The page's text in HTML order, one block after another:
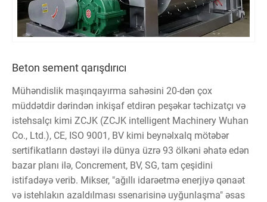
Beton sement qarışdırıcı
Mühəndislik maşınqayırma sahəsini 20-dən çox
müddətdir dərindən inkişaf etdirən peşəkar təchizatçı və
istehsalçı kimi ZCJK (ZCJK intelligent Machinery Wuhan
Co., Ltd.), CE, ISO 9001, BV kimi beynəlxalq mötəbər
sertifikatların dəstəyi ilə dünya üzrə 93 ölkəni əhatə edən
bazar planı ilə, Concrement, BV, SG, tam çeşidini
istifadəyə verib. Mikser, "ağıllı idarəetmə enerjiyə qənaət
və istehlakın azaldılması ssenarisinə uyğunlaşma" əsas